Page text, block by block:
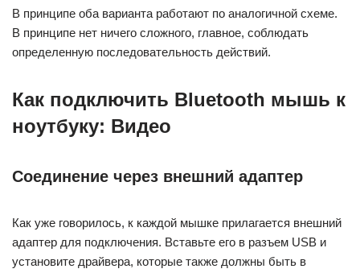
В принципе оба варианта работают по аналогичной схеме.
В принципе нет ничего сложного, главное, соблюдать
определенную последовательность действий.
Как подключить Bluetooth мышь к
ноутбуку: Видео
Соединение через внешний адаптер
Как уже говорилось, к каждой мышке прилагается внешний
адаптер для подключения. Вставьте его в разъем USB и
установите драйвера, которые также должны быть в